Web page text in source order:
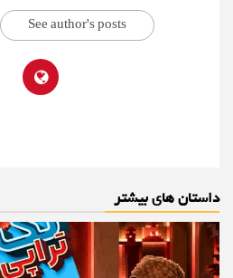
See author's posts
داستان های بیشتر